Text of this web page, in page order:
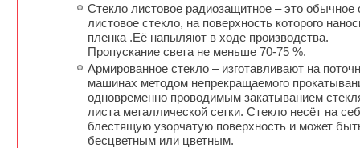
Cтекло листовое радиозащитное – это обычное
листовое стекло, на поверхность которого
пленка .Её напыляют в ходе производства.
Пропускание света не меньше 70-75 %.
Армированное стекло – изготавливают на
машинах методом непрекращаемого
одновременно проводимым закатыванием
листа металлической сетки. Стекло несёт на
блестящую узорчатую поверхность и может
бесцветным или цветным.